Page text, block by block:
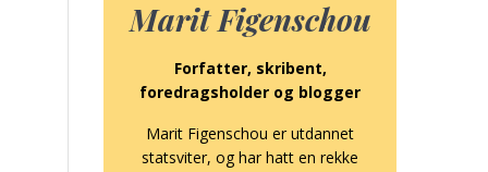
Marit Figenschou
Forfatter, skribent,
foredragsholder og blogger
Marit Figenschou er utdannet
statsviter, og har hatt en rekke